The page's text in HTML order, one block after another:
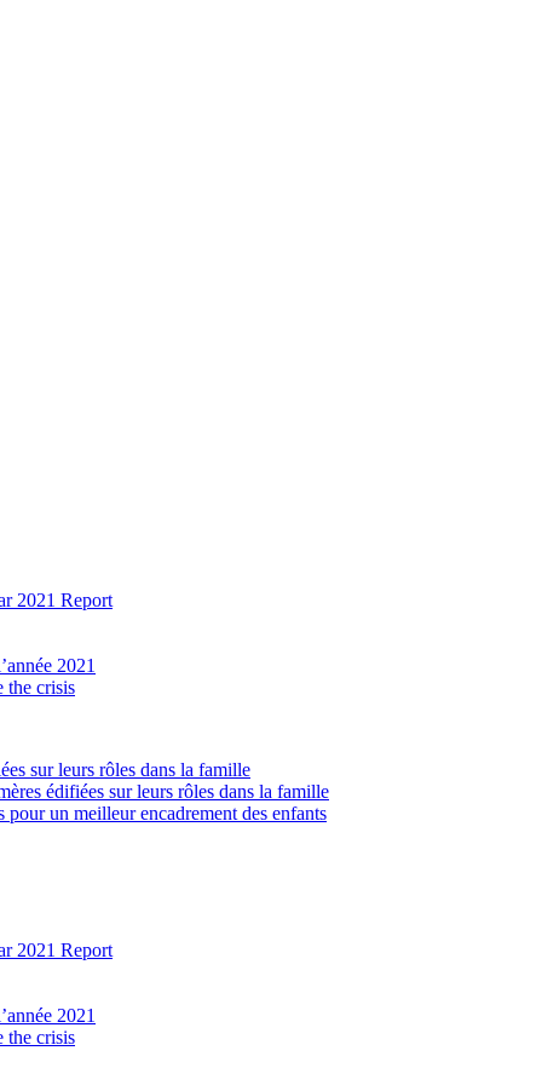
2021 Report
2021
the crisis
sur leurs rôles dans la famille
édifiées sur leurs rôles dans la famille
un meilleur encadrement des enfants
2021 Report
2021
the crisis